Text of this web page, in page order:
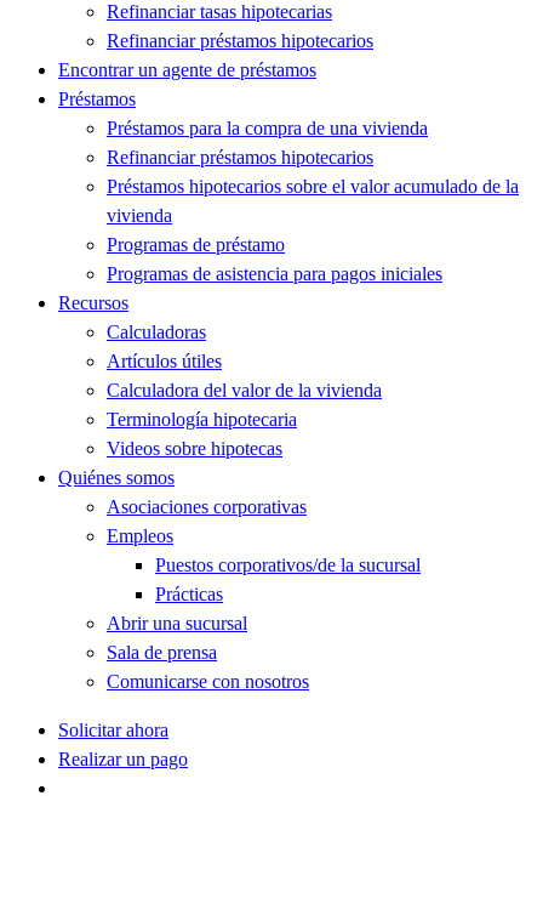
Refinanciar tasas hipotecarias
Refinanciar préstamos hipotecarios
Encontrar un agente de préstamos
Préstamos
Préstamos para la compra de una vivienda
Refinanciar préstamos hipotecarios
Préstamos hipotecarios sobre el valor acumulado de la
vivienda
Programas de préstamo
Programas de asistencia para pagos iniciales
Recursos
Calculadoras
Artículos útiles
Calculadora del valor de la vivienda
Terminología hipotecaria
Videos sobre hipotecas
Quiénes somos
Asociaciones corporativas
Empleos
Puestos corporativos/de la sucursal
Prácticas
Abrir una sucursal
Sala de prensa
Comunicarse con nosotros
Solicitar ahora
Realizar un pago